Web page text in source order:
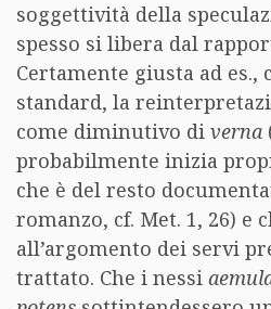
soggettività della
spesso si libera dal
Certamente giusta ad
standard, la
come diminutivo di verna
probabilmente inizia
che è del resto
romanzo, cf. Met. 1, 26) e
all’argomento dei servi
trattato. Che i nessi